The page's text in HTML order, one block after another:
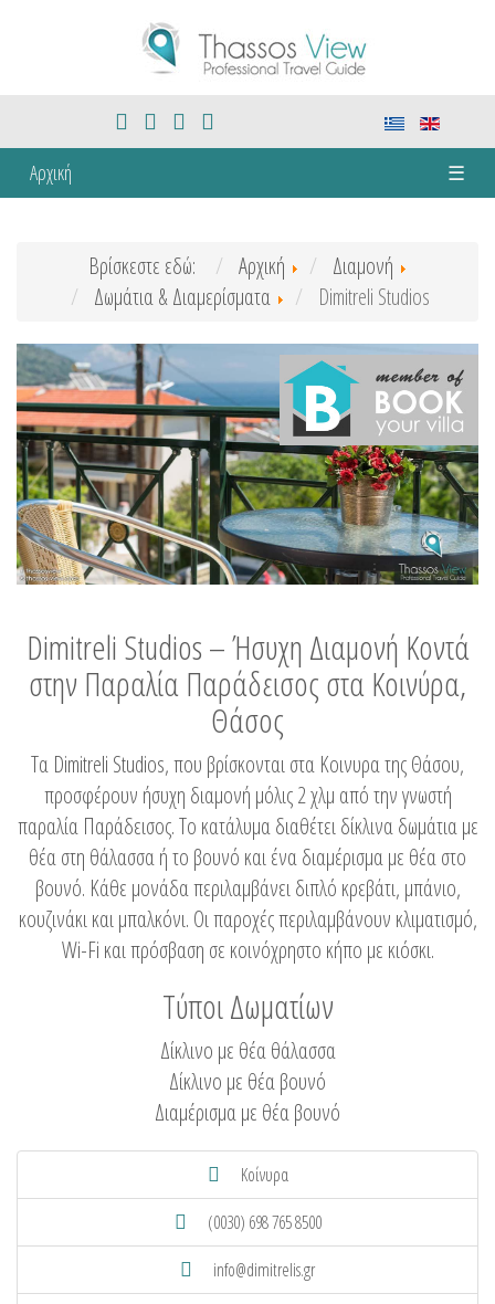
Αρχική ☰
Βρίσκεστε εδώ: Αρχική
Διαμονή
Δωμάτια & Διαμερίσματα
Dimitreli Studios
Dimitreli Studios – Ήσυχη Διαμονή Κοντά
στην Παραλία Παράδεισος στα Κοινύρα,
Θάσος
Τα Dimitreli Studios, που βρίσκονται στα Κοινυρα της Θάσου,
προσφέρουν ήσυχη διαμονή μόλις 2 χλμ από την γνωστή
παραλία Παράδεισος. Το κατάλυμα διαθέτει δίκλινα δωμάτια με
θέα στη θάλασσα ή το βουνό και ένα διαμέρισμα με θέα στο
βουνό. Κάθε μονάδα περιλαμβάνει διπλό κρεβάτι, μπάνιο,
κουζινάκι και μπαλκόνι. Οι παροχές περιλαμβάνουν κλιματισμό,
Wi-Fi και πρόσβαση σε κοινόχρηστο κήπο με κιόσκι.
Τύποι Δωματίων
Δίκλινο με θέα θάλασσα
Δίκλινο με θέα βουνό
Διαμέρισμα με θέα βουνό
Κοίνυρα
(0030) 698 765 8500
info@dimitrelis.gr